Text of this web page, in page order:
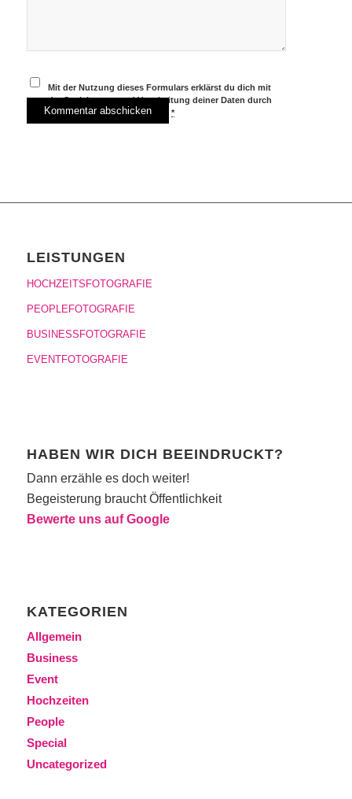
Mit der Nutzung dieses Formulars erklärst du dich mit
der Speicherung und Verarbeitung deiner Daten durch
diese Website einverstanden.*
LEISTUNGEN
HOCHZEITSFOTOGRAFIE
PEOPLEFOTOGRAFIE
BUSINESSFOTOGRAFIE
EVENTFOTOGRAFIE
HABEN WIR DICH BEEINDRUCKT?
Dann erzähle es doch weiter!
Begeisterung braucht Öffentlichkeit
Bewerte uns auf Google
KATEGORIEN
Allgemein
Business
Event
Hochzeiten
People
Special
Uncategorized